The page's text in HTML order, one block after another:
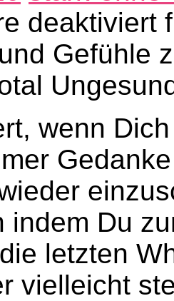
deaktiviert
Gefühle
wenn
indem Du
letzten
vielleicht